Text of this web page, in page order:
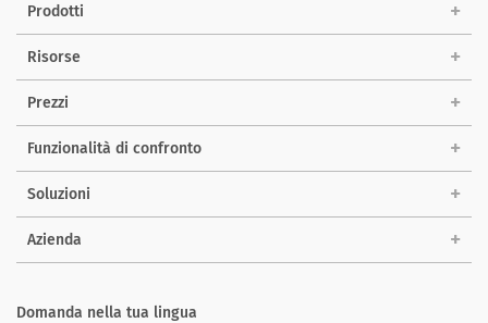
Prodotti
Risorse
Prezzi
Funzionalità di confronto
Soluzioni
Azienda
Domanda nella tua lingua